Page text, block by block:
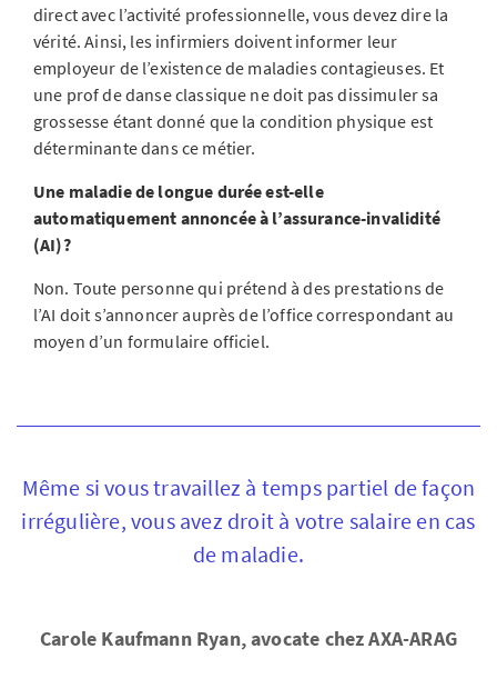
direct avec l’activité professionnelle, vous devez dire la
vérité. Ainsi, les infirmiers doivent informer leur
employeur de l’existence de maladies contagieuses. Et
une prof de danse classique ne doit pas dissimuler sa
grossesse étant donné que la condition physique est
déterminante dans ce métier.
Une maladie de longue durée est-elle
automatiquement annoncée à l’assurance-invalidité
(AI)?
Non. Toute personne qui prétend à des prestations de
l’AI doit s’annoncer auprès de l’office correspondant au
moyen d’un formulaire officiel.
Même si vous travaillez à temps partiel de façon
irrégulière, vous avez droit à votre salaire en cas
de maladie.
Carole Kaufmann Ryan, avocate chez AXA-ARAG